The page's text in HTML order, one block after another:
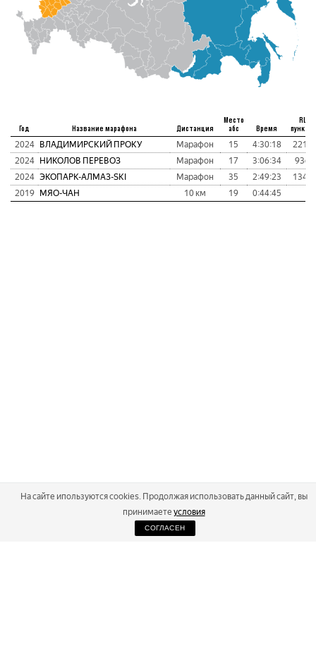
Год Название марафона Дистанция
Место
абс
Время
RL
пункты
2024 ВЛАДИМИРСКИЙ ПРОКУ Марафон 15 4:30:18
2210
2024
НИКОЛОВ ПЕРЕВОЗ Марафон 17 3:06:34
936
2024 ЭКОПАРК-АЛМАЗ-SKI Марафон 35 2:49:23
1343
2019
МЯО-ЧАН 10 км 19 0:44:45
На сайте ипользуются cookies. Продолжая использовать данный сайт, вы
принимаете условия
СОГЛАСЕН